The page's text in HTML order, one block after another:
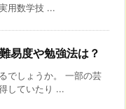
用数学技 ...
易度や勉強法は？
でしょうか。 一部の芸
していたり ...